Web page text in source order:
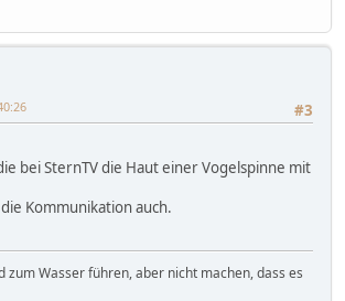
#3
bei SternTV die Haut einer Vogelspinne mit
Kommunikation auch.
zum Wasser führen, aber nicht machen, dass es